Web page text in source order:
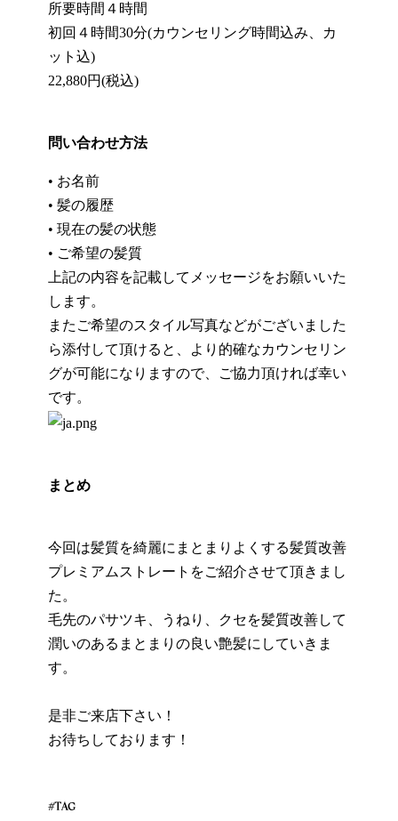
所要時間４時間
初回４時間30分(カウンセリング時間込み、カ
ット込)
22,880円(税込)
問い合わせ方法
• お名前
• 髪の履歴
• 現在の髪の状態
• ご希望の髪質
上記の内容を記載してメッセージをお願いいた
します。
またご希望のスタイル写真などがございました
ら添付して頂けると、より的確なカウンセリン
グが可能になりますので、ご協力頂ければ幸い
です。
まとめ
今回は髪質を綺麗にまとまりよくする髪質改善
プレミアムストレートをご紹介させて頂きまし
た。
毛先のパサツキ、うねり、クセを髪質改善して
潤いのあるまとまりの良い艶髪にしていきま
す。
是非ご来店下さい！
お待ちしております！
#TAG